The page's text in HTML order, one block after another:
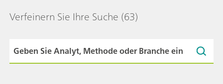
Verfeinern Sie Ihre Suche (63)